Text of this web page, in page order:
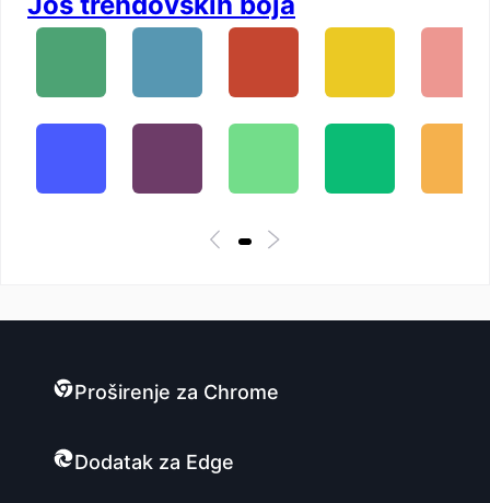
Proširenje za Chrome
Dodatak za Edge